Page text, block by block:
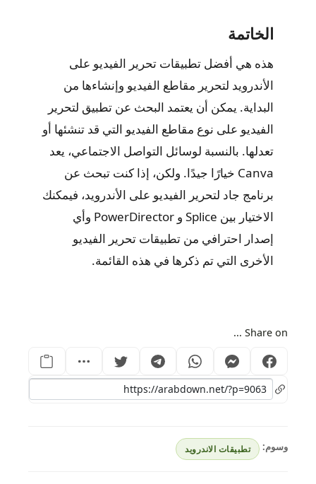
الخاتمة
هذه هي أفضل تطبيقات تحرير الفيديو على
الأندرويد لتحرير مقاطع الفيديو وإنشاءها من
البداية. يمكن أن يعتمد البحث عن تطبيق لتحرير
الفيديو على نوع مقاطع الفيديو التي قد تنشئها أو
تعدلها. بالنسبة لوسائل التواصل الاجتماعي، يعد
Canva خيارًا جيدًا. ولكن، إذا كنت تبحث عن
برنامج جاد لتحرير الفيديو على الأندرويد، فيمكنك
الاختيار بين Splice و PowerDirector وأي
إصدار احترافي من تطبيقات تحرير الفيديو
الأخرى التي تم ذكرها في هذه القائمة.
Share on ...
وسوم: تطبيقات الاندرويد